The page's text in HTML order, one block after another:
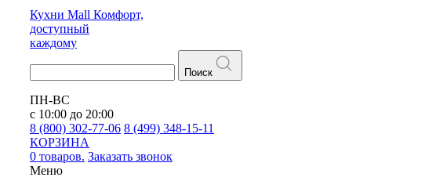
Кухни Mall Комфорт,
доступный
каждому
Поиск
ПН-ВС
с 10:00 до 20:00
8 (800) 302-77-06 8 (499) 348-15-11
КОРЗИНА
0 товаров. Заказать звонок
Меню